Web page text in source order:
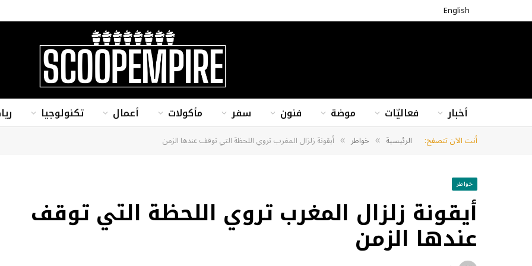
English
أخبار فعاليّات موضة فنون سفر مأكولات أعمال تكنولوجيا
أنت الآن تتصفح: الرئيسية » خواطر » أيقونة زلزال المغرب تروي اللحظة التي توقف عندها الزمن
خواطر
أيقونة زلزال المغرب تروي اللحظة التي توقف
عندها الزمن